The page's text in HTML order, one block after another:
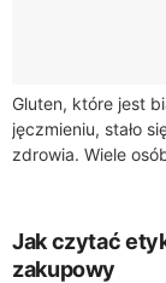
Gluten, które jest
jęczmieniu, stało
zdrowia. Wiele
Jak czytać
zakupowy